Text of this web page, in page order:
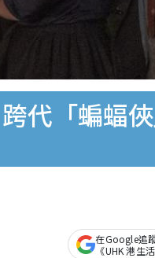
代「蝙蝠
在Google追
《UHK 港生活